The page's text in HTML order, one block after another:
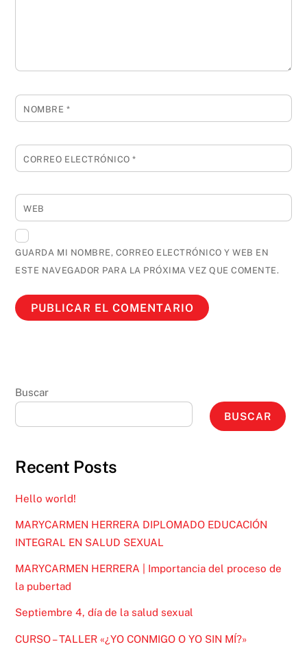
NOMBRE *
CORREO ELECTRÓNICO*
WEB
GUARDA MI NOMBRE, CORREO ELECTRÓNICO Y WEB EN
ESTE NAVEGADOR PARA LA PRÓXIMA VEZ QUE COMENTE.
Buscar
BUSCAR
Recent Posts
Hello world!
MARYCARMEN HERRERA DIPLOMADO EDUCACIÓN
INTEGRAL EN SALUD SEXUAL
MARYCARMEN HERRERA | Importancia del proceso de
la pubertad
Septiembre 4, día de la salud sexual
CURSO – TALLER «¿YO CONMIGO O YO SIN MÍ?»